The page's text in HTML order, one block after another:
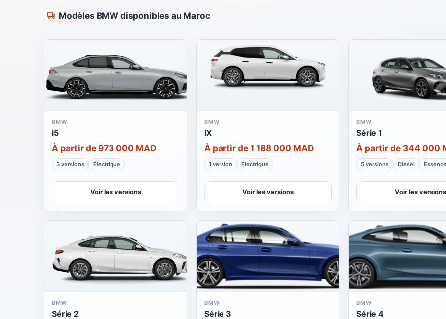
Modèles BMW disponibles au Maroc
BMW
i5
À partir de 973 000 MAD
3 versions Électrique
Voir les versions
BMW
iX
À partir de 1 188 000 MAD
1 version Électrique
Voir les versions
BMW
Série 1
À partir de 344 000
5 versions Diesel Essence
Voir les versions
BMW
Série 2
BMW
Série 3
BMW
Série 4